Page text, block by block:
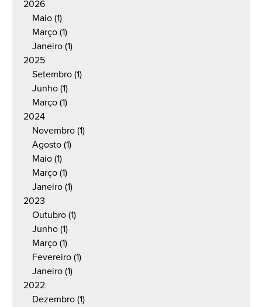
2026
Maio (1)
Março (1)
Janeiro (1)
2025
Setembro (1)
Junho (1)
Março (1)
2024
Novembro (1)
Agosto (1)
Maio (1)
Março (1)
Janeiro (1)
2023
Outubro (1)
Junho (1)
Março (1)
Fevereiro (1)
Janeiro (1)
2022
Dezembro (1)